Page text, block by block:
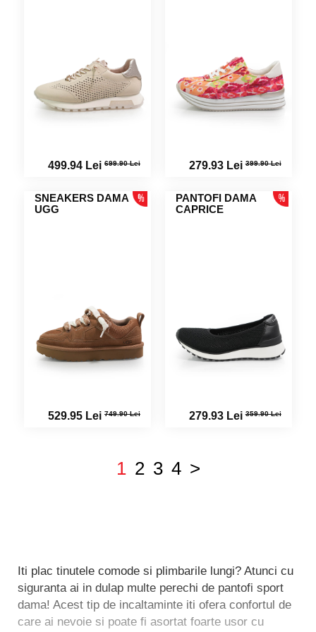
499.94 Lei 699.90 Lei 279.93 Lei399.90 Lei
SNEAKERS DAMA
UGG
529.95 Lei 749.90 Lei
PANTOFI DAMA
CAPRICE
279.93 Lei359.90 Lei
1 2 3 4 >
Iti plac tinutele comode si plimbarile lungi? Atunci cu
siguranta ai in dulap multe perechi de pantofi sport
dama! Acest tip de incaltaminte iti ofera confortul de
care ai nevoie si poate fi asortat foarte usor cu